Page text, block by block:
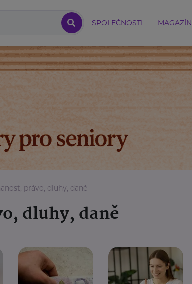
SPOLEČNOSTI MAGAZÍN
právo, dluhy, daně
dluhy, daně